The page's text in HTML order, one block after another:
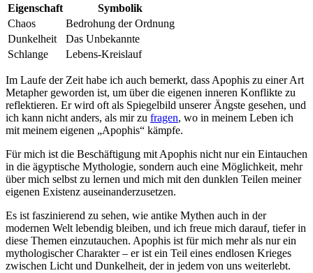
Eigenschaft
Symbolik
Chaos
Bedrohung der Ordnung
Dunkelheit
Das Unbekannte
Schlange
Lebens-Kreislauf
Im Laufe der Zeit habe ⁣ich‌ auch bemerkt, dass Apophis zu einer Art
Metapher geworden ist, ⁢um über die eigenen inneren Konflikte zu
reflektieren. Er wird oft als Spiegelbild unserer ⁣Ängste‌ gesehen, und
ich kann‍ nicht anders,⁢ als mir zu fragen, wo ⁤in meinem Leben ich
mit meinem eigenen „Apophis“ kämpfe.
Für mich ist‍ die Beschäftigung mit Apophis nicht nur‌ ein Eintauchen
in die ägyptische Mythologie, sondern auch ⁤eine Möglichkeit, mehr
über mich selbst zu lernen und mich mit den⁤ dunklen Teilen meiner
eigenen Existenz ‍auseinanderzusetzen.
Es ist faszinierend zu sehen,‍ wie⁤ antike Mythen auch in der
modernen Welt ⁤lebendig ‌bleiben, ‌und ich freue mich darauf, tiefer in
diese Themen‌ einzutauchen. Apophis ist für ‌mich ‌mehr als nur ein
mythologischer Charakter⁤ – er ist ein Teil eines⁢ endlosen Krieges
zwischen Licht und Dunkelheit, der‍ in​ jedem von uns weiterlebt.